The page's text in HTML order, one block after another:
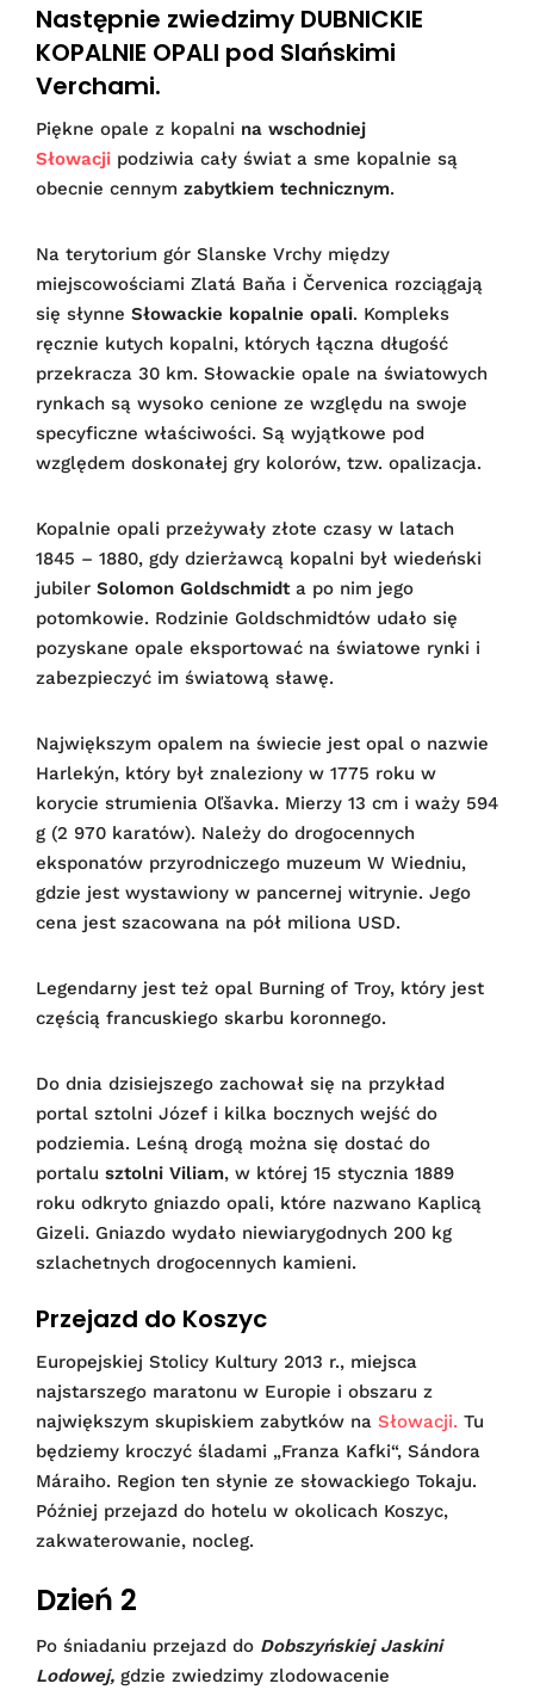
Następnie zwiedzimy DUBNICKIE
KOPALNIE OPALI pod Slańskimi
Verchami.
Piękne opale z kopalni na wschodniej
Słowacji podziwia cały świat a sme kopalnie są
obecnie cennym zabytkiem technicznym.
Na terytorium gór Slanske Vrchy między
miejscowościami Zlatá Baňa i Červenica rozciągają
się słynne Słowackie kopalnie opali. Kompleks
ręcznie kutych kopalni, których łączna długość
przekracza 30 km. Słowackie opale na światowych
rynkach są wysoko cenione ze względu na swoje
specyficzne właściwości. Są wyjątkowe pod
względem doskonałej gry kolorów, tzw. opalizacja.
Kopalnie opali przeżywały złote czasy w latach
1845 – 1880, gdy dzierżawcą kopalni był wiedeński
jubiler Solomon Goldschmidt a po nim jego
potomkowie. Rodzinie Goldschmidtów udało się
pozyskane opale eksportować na światowe rynki i
zabezpieczyć im światową sławę.
Największym opalem na świecie jest opal o nazwie
Harlekýn, który był znaleziony w 1775 roku w
korycie strumienia Oľšavka. Mierzy 13 cm i waży 594
g (2 970 karatów). Należy do drogocennych
eksponatów przyrodniczego muzeum W Wiedniu,
gdzie jest wystawiony w pancernej witrynie. Jego
cena jest szacowana na pół miliona USD.
Legendarny jest też opal Burning of Troy, który jest
częścią francuskiego skarbu koronnego.
Do dnia dzisiejszego zachował się na przykład
portal sztolni Józef i kilka bocznych wejść do
podziemia. Leśną drogą można się dostać do
portalu sztolni Viliam, w której 15 stycznia 1889
roku odkryto gniazdo opali, które nazwano Kaplicą
Gizeli. Gniazdo wydało niewiarygodnych 200 kg
szlachetnych drogocennych kamieni.
Przejazd do Koszyc
Europejskiej Stolicy Kultury 2013 r., miejsca
najstarszego maratonu w Europie i obszaru z
największym skupiskiem zabytków na Słowacji. Tu
będziemy kroczyć śladami „Franza Kafki“, Sándora
Máraiho. Region ten słynie ze słowackiego Tokaju.
Później przejazd do hotelu w okolicach Koszyc,
zakwaterowanie, nocleg.
Dzień 2
Po śniadaniu przejazd do Dobszyńskiej Jaskini
Lodowej, gdzie zwiedzimy zlodowacenie